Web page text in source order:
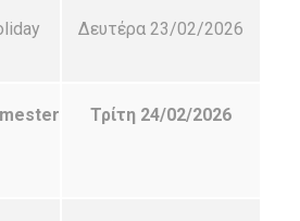
Δευτέρα 23/02/2026
Τρίτη 24/02/2026